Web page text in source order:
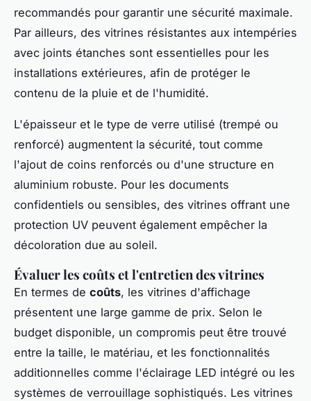
recommandés pour garantir une sécurité maximale.
Par ailleurs, des vitrines résistantes aux intempéries
avec joints étanches sont essentielles pour les
installations extérieures, afin de protéger le
contenu de la pluie et de l'humidité.
L'épaisseur et le type de verre utilisé (trempé ou
renforcé) augmentent la sécurité, tout comme
l'ajout de coins renforcés ou d'une structure en
aluminium robuste. Pour les documents
confidentiels ou sensibles, des vitrines offrant une
protection UV peuvent également empêcher la
décoloration due au soleil.
Évaluer les coûts et l'entretien des vitrines
En termes de coûts, les vitrines d'affichage
présentent une large gamme de prix. Selon le
budget disponible, un compromis peut être trouvé
entre la taille, le matériau, et les fonctionnalités
additionnelles comme l'éclairage LED intégré ou les
systèmes de verrouillage sophistiqués. Les vitrines